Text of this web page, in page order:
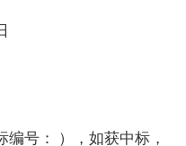
号： ），如获中标，